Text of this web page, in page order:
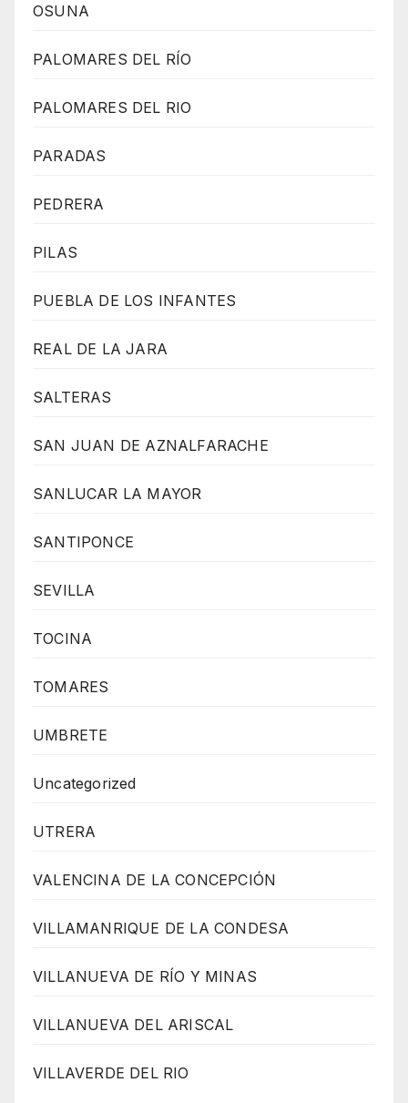
OSUNA
PALOMARES DEL RÍO
PALOMARES DEL RIO
PARADAS
PEDRERA
PILAS
PUEBLA DE LOS INFANTES
REAL DE LA JARA
SALTERAS
SAN JUAN DE AZNALFARACHE
SANLUCAR LA MAYOR
SANTIPONCE
SEVILLA
TOCINA
TOMARES
UMBRETE
Uncategorized
UTRERA
VALENCINA DE LA CONCEPCIÓN
VILLAMANRIQUE DE LA CONDESA
VILLANUEVA DE RÍO Y MINAS
VILLANUEVA DEL ARISCAL
VILLAVERDE DEL RIO